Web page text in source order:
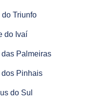
Triunfo
do Ivaí
Palmeiras
Pinhais
do Sul